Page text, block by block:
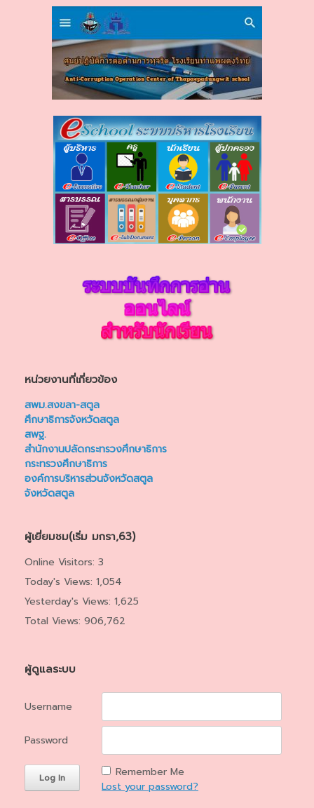
หน่วยงานที่เกี่ยวข้อง
สพม.สงขลา-สตูล
ศึกษาธิการจังหวัดสตูล
สพฐ.
สำนักงานปลัดกระทรวงศึกษาธิการ
กระทรวงศึกษาธิการ
องค์การบริหารส่วนจังหวัดสตูล
จังหวัดสตูล
ผู้เยี่ยมชม(เริ่ม มกรา,63)
Online Visitors: 3
Today's Views: 1,054
Yesterday's Views: 1,625
Total Views: 906,762
ผู้ดูแลระบบ
Username
Password
Remember Me
Lost your password?